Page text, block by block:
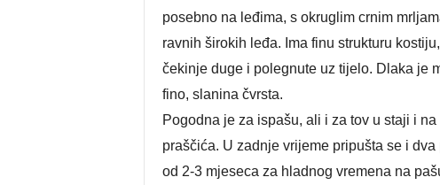
posebno na leđima, s okruglim crnim
ravnih širokih leđa. Ima finu strukturu
čekinje duge i polegnute uz tijelo. Dlaka je
fino, slanina čvrsta.
Pogodna je za ispašu, ali i za tov u staji i
praščića. U zadnje vrijeme pripušta se i
od 2-3 mjeseca za hladnog vremena na